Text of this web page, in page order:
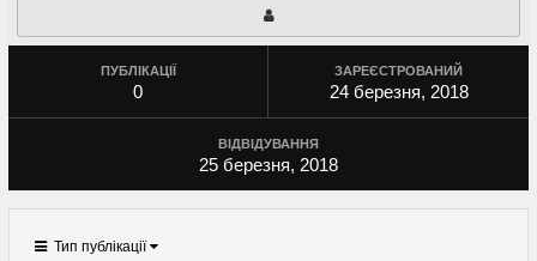
ПУБЛІКАЦІЇ
0
ЗАРЕЄСТРОВАНИЙ
24 березня, 2018
ВІДВІДУВАННЯ
25 березня, 2018
Тип публікації